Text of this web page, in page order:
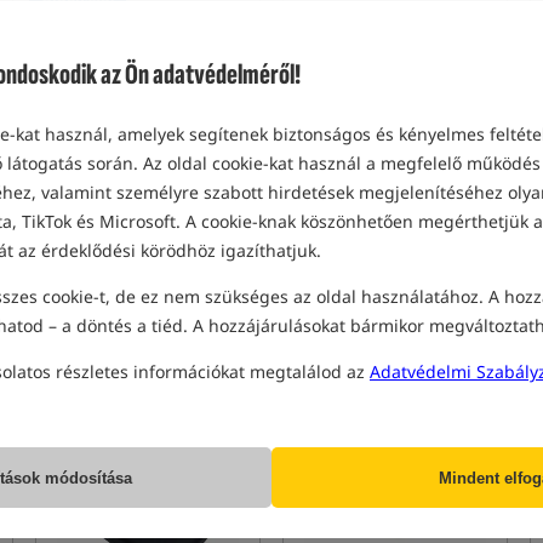
az Ön adatvédelméről!
kat használ, amelyek segítenek biztonságos és kényelmes
során. Az oldal cookie-kat használ a megfelelő
valamint személyre szabott hirdetések megjelenítéséhez
TikTok és Microsoft. A cookie-knak köszönhetően megérthetjük
az érdeklődési körödhöz igazíthatjuk.
cookie-t, de ez nem szükséges az oldal használatához. A
– a döntés a tiéd. A hozzájárulásokat bármikor
részletes információkat megtalálod az Adatvédelmi
módosítása Mindent
Gardner Flextail EVO
Repeller - Green
Gardner EVO Szúnyogriasztó 3 az 1-ben Repeller
31 420
megkapod210,29 pontok
CSÉSZE
Gardner V2 ATTx
Transmitting System
83 120
megkapod656,29 pontok
RENDELÉS